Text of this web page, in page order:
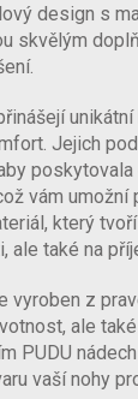
design s
skvělým
Jejich
vám
který
ale také na
vyroben z
ale
PUDU
vaší nohy